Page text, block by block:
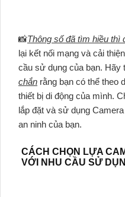
📸Thông số đã tìm hiều thì
lại kết nối mạng và cải
cầu sử dụng của bạn. Hãy
chắn rằng bạn có thể theo
thiết bị di động của mình.
lắp đặt và sử dụng
an ninh của bạn.
CÁCH CHỌN LỰA
VỚI NHU CẦU SỬ